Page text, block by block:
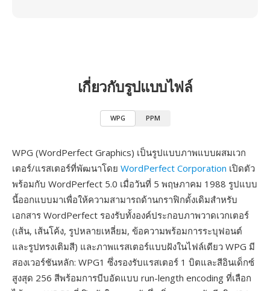
เกี่ยวกับรูปแบบไฟล์
WPG PPM
WPG (WordPerfect Graphics) เป็นรูปแบบภาพแบบผสมเวก
เตอร์/แรสเตอร์ที่พัฒนาโดย WordPerfect Corporation เปิดตัว
พร้อมกับ WordPerfect 5.0 เมื่อวันที่ 5 พฤษภาคม 1988 รูปแบบ
นี้ออกแบบมาเพื่อให้ความสามารถด้านกราฟิกดั้งเดิมสำหรับ
เอกสาร WordPerfect รองรับทั้งองค์ประกอบภาพวาดเวกเตอร์
(เส้น, เส้นโค้ง, รูปหลายเหลี่ยม, ข้อความพร้อมการระบุฟอนต์
และรูปทรงเติมสี) และภาพแรสเตอร์แบบฝังในไฟล์เดียว WPG มี
สองเวอร์ชันหลัก: WPG1 ซึ่งรองรับแรสเตอร์ 1 บิตและสีอินเด็กซ์
สูงสุด 256 สีพร้อมการบีบอัดแบบ run-length encoding ที่เลือก